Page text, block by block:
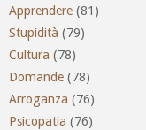
Apprendere (81)
Stupidità (79)
Cultura (78)
Domande (78)
Arroganza (76)
Psicopatia (76)